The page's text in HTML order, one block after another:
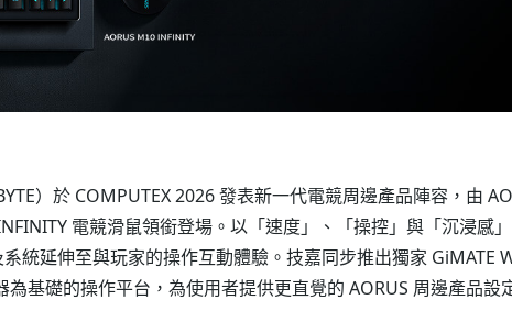
）於 COMPUTEX 2026 發表新一代電競周邊產品陣容，由
電競滑鼠領銜登場。以「速度」、「操控」與「沉浸感
統延伸至與玩家的操作互動體驗。技嘉同步推出獨家 GiMATE
基礎的操作平台，為使用者提供更直覺的 AORUS 周邊產品設